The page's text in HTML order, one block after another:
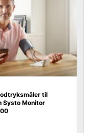
til
Systo Monitor